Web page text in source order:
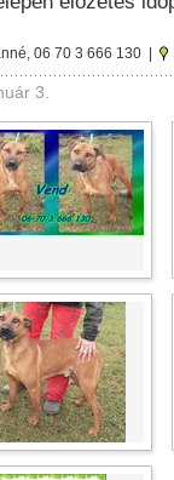
06 70 3 666 130 |
3.